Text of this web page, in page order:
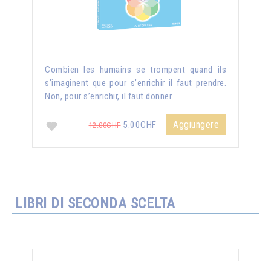
Combien les humains se trompent quand ils
s’imaginent que pour s’enrichir il faut prendre.
Non, pour s’enrichir, il faut donner.
12.00CHF5.00CHF Aggiungere
LIBRI DI SECONDA SCELTA